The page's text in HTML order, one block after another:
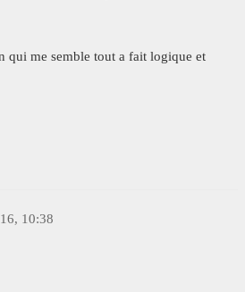
me semble tout a fait logique et
10:38